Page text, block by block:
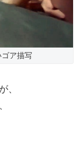
ア描写
、